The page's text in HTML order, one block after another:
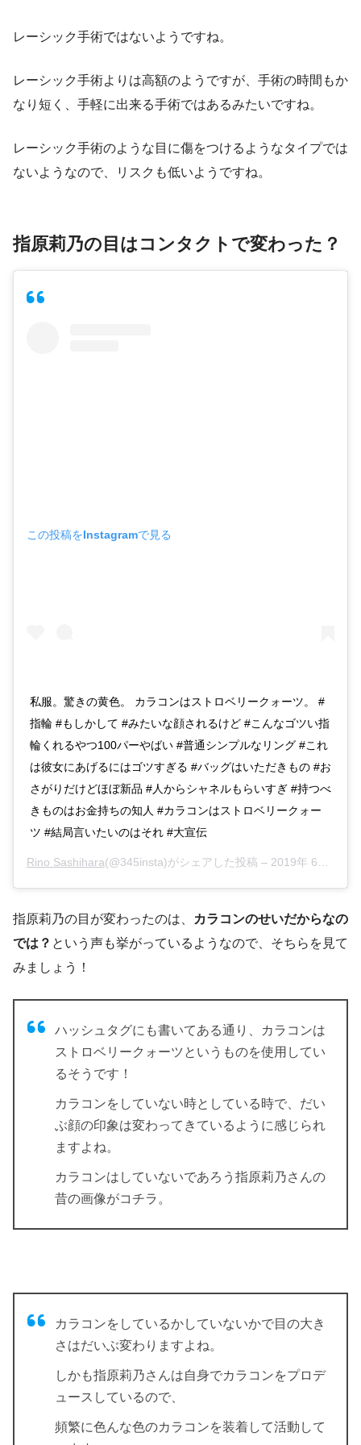
レーシック手術ではないようですね。
レーシック手術よりは高額のようですが、手術の時間もか
なり短く、手軽に出来る手術ではあるみたいですね。
レーシック手術のような目に傷をつけるようなタイプでは
ないようなので、リスクも低いようですね。
指原莉乃の目はコンタクトで変わった？
この投稿をInstagramで見る
私服。驚きの黄色。 カラコンはストロベリークォーツ。 #
指輪 #もしかして #みたいな顔されるけど #こんなゴツい指
輪くれるやつ100パーやばい #普通シンプルなリング #これ
は彼女にあげるにはゴツすぎる #バッグはいただきもの #お
さがりだけどほぼ新品 #人からシャネルもらいすぎ #持つべ
きものはお金持ちの知人 #カラコンはストロベリークォー
ツ #結局言いたいのはそれ #大宣伝
Rino Sashihara(@345insta)がシェアした投稿 – 2019年 6月月4日午後11時40分PDT
指原莉乃の目が変わったのは、
カラコンのせいだからなの
では？ という声も挙がっているようなので、そちらを見て
みましょう！
ハッシュタグにも書いてある通り、カラコンは
ストロベリークォーツというものを使用してい
るそうです！
カラコンをしていない時としている時で、だい
ぶ顔の印象は変わってきているように感じられ
ますよね。
カラコンはしていないであろう指原莉乃さんの
昔の画像がコチラ。
カラコンをしているかしていないかで目の大き
さはだいぶ変わりますよね。
しかも指原莉乃さんは自身でカラコンをプロデ
ュースしているので、
頻繁に色んな色のカラコンを装着して活動して